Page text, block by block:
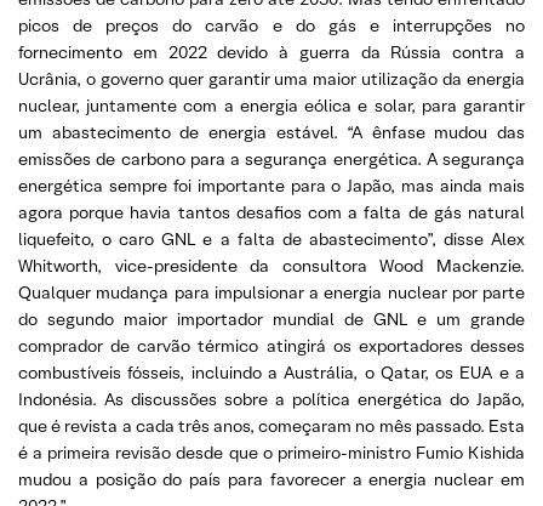
picos de preços do carvão e do gás e interrupções no
fornecimento em 2022 devido à guerra da Rússia contra a
Ucrânia, o governo quer garantir uma maior utilização da energia
nuclear, juntamente com a energia eólica e solar, para garantir
um abastecimento de energia estável. “A ênfase mudou das
emissões de carbono para a segurança energética. A segurança
energética sempre foi importante para o Japão, mas ainda mais
agora porque havia tantos desafios com a falta de gás natural
liquefeito, o caro GNL e a falta de abastecimento”, disse Alex
Whitworth, vice-presidente da consultora Wood Mackenzie.
Qualquer mudança para impulsionar a energia nuclear por parte
do segundo maior importador mundial de GNL e um grande
comprador de carvão térmico atingirá os exportadores desses
combustíveis fósseis, incluindo a Austrália, o Qatar, os EUA e a
Indonésia. As discussões sobre a política energética do Japão,
que é revista a cada três anos, começaram no mês passado. Esta
é a primeira revisão desde que o primeiro-ministro Fumio Kishida
mudou a posição do país para favorecer a energia nuclear em